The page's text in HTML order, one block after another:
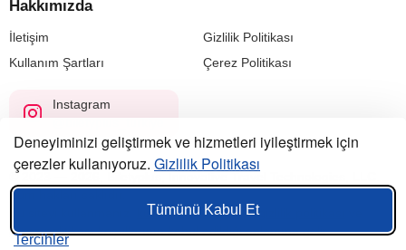
Hakkımızda
İletişim
Gizlilik Politikası
Kullanım Şartları
Çerez Politikası
Instagram
@biletyplus_turkiye
© 2023 — 2026, Biletyplus, Innovative Travel Technologies, LLC.
Tüm hakları saklıdır.
kullanıcı sözleşmesi,gizlilik politikası
çerez politikasıkoşullarının kabul edildiği anlamına gelir.
Deneyiminizi geliştirmek ve hizmetleri iyileştirmek için
çerezler kullanıyoruz. Gizlilik Politikası
Tümünü Kabul Et
Tercihler